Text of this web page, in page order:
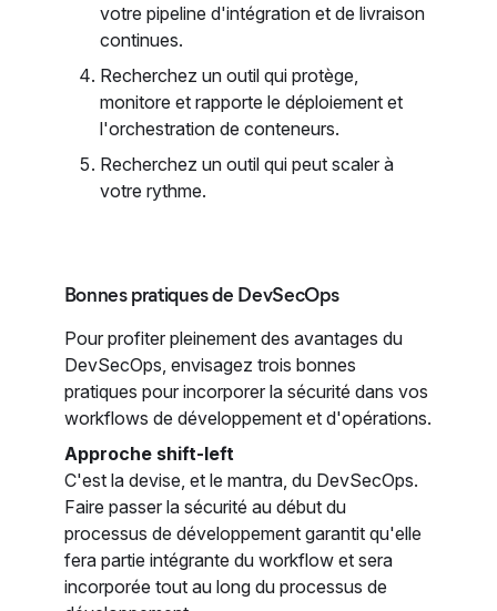
votre pipeline d'intégration et de livraison
continues.
Recherchez un outil qui protège,
monitore et rapporte le déploiement et
l'orchestration de conteneurs.
Recherchez un outil qui peut scaler à
votre rythme.
Bonnes pratiques de DevSecOps
Pour profiter pleinement des avantages du
DevSecOps, envisagez trois bonnes
pratiques pour incorporer la sécurité dans vos
workflows de développement et d'opérations.
Approche shift-left
C'est la devise, et le mantra, du DevSecOps.
Faire passer la sécurité au début du
processus de développement garantit qu'elle
fera partie intégrante du workflow et sera
incorporée tout au long du processus de